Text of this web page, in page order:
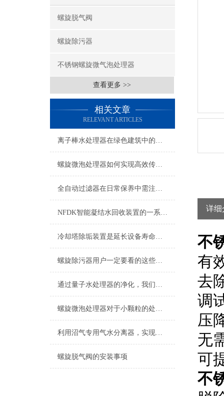
螺旋脱气阀
螺旋除污器
不锈钢螺旋微气泡处理器
查看更多 >>
相关文章
RELEVANT ARTICLES
离子棒水处理器在绿色建筑中的推广价值
螺旋微泡处理器如何实现高效传质与反应加速？
全自动过滤器在日常保养中需注意的三大问题
NFDK智能凝结水回收装置的一系列注意要点
冷却塔除垢装置是延长设备寿命的关键保障
螺旋除污器用户一定要看的这些事项
通过量子水处理器的净化，我们喝上了更健康、更有益于生命的水
螺旋微泡处理器对于小颗粒的处理也不在话下
利用沼气专用气水分离器，实现高效能源转换
螺旋脱气阀的安装事项
详细
不
有
去
调
压
无
可
不